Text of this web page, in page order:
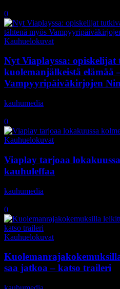
0
Kauhuelokuvat
Nyt Viaplayssa:
kuolemanjälkeistä elämää
Vampyyripäiväkirjojen
kauhumedia
0
Kauhuelokuvat
Viaplay tarjoaa
kauhuleffaa
kauhumedia
0
Kauhuelokuvat
saa jatkoa – katso traileri